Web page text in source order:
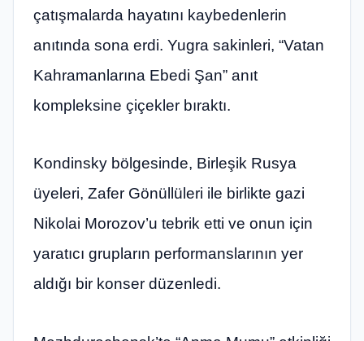
çatışmalarda hayatını kaybedenlerin
anıtında sona erdi. Yugra sakinleri, “Vatan
Kahramanlarına Ebedi Şan” anıt
kompleksine çiçekler bıraktı.
Kondinsky bölgesinde, Birleşik Rusya
üyeleri, Zafer Gönüllüleri ile birlikte gazi
Nikolai Morozov’u tebrik etti ve onun için
yaratıcı grupların performanslarının yer
aldığı bir konser düzenledi.